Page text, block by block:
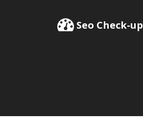
Seo Check-up